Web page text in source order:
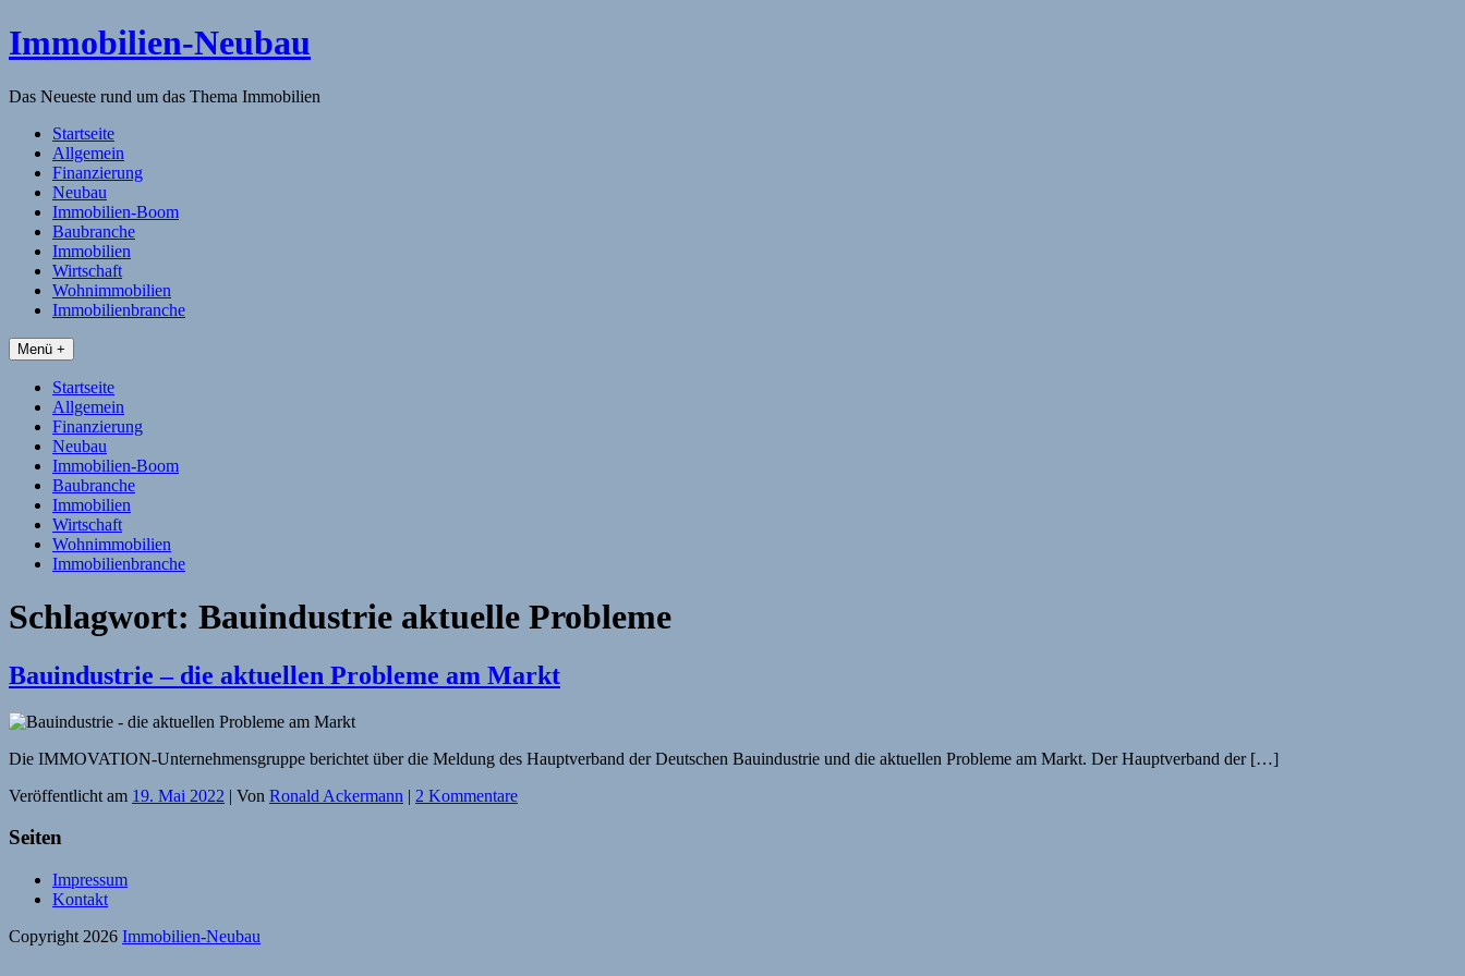
Skip
to
Immobilien-Neubau
Das Neueste rund um das Thema Immobilien
Startseite
Allgemein
Finanzierung
Neubau
Immobilien-Boom
Baubranche
Immobilien
Wirtschaft
Wohnimmobilien
Immobilienbranche
Menü +
Startseite
Allgemein
Finanzierung
Neubau
Immobilien-Boom
Baubranche
Immobilien
Wirtschaft
Wohnimmobilien
Immobilienbranche
Schlagwort: Bauindustrie aktuelle Probleme
Bauindustrie – die aktuellen Probleme am Markt
Die IMMOVATION-Unternehmensgruppe berichtet über die Meldung des Hauptverband der Deutschen Bauindustrie und die aktuellen Probleme am Markt. Der Hauptverband der […]
Veröffentlicht am 19. Mai 2022 | Von Ronald Ackermann | 2 Kommentare
Seiten
Impressum
Kontakt
Copyright 2026 Immobilien-Neubau